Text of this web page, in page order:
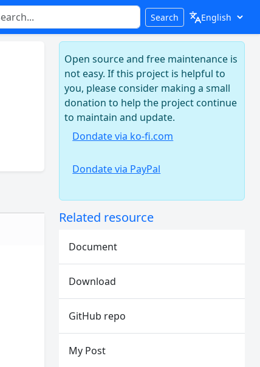
Search
Open source and free maintenance is
not easy. If this project is helpful to
you, please consider making a small
donation to help the project continue
to maintain and update.
Dondate via ko-fi.com
Dondate via PayPal
Related resource
Document
Download
GitHub repo
My Post